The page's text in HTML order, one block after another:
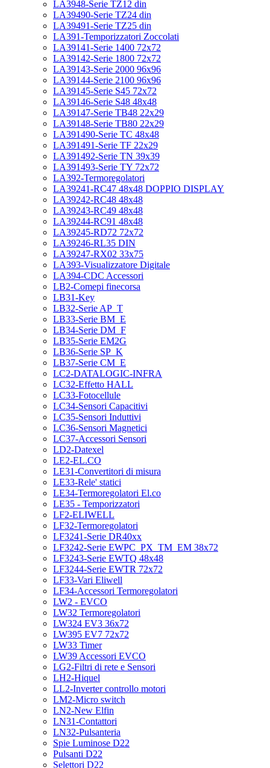
LA3948-Serie TZ12 din
LA39490-Serie TZ24 din
LA39491-Serie TZ25 din
LA391-Temporizzatori Zoccolati
LA39141-Serie 1400 72x72
LA39142-Serie 1800 72x72
LA39143-Serie 2000 96x96
LA39144-Serie 2100 96x96
LA39145-Serie S45 72x72
LA39146-Serie S48 48x48
LA39147-Serie TB48 22x29
LA39148-Serie TB80 22x29
LA391490-Serie TC 48x48
LA391491-Serie TF 22x29
LA391492-Serie TN 39x39
LA391493-Serie TY 72x72
LA392-Termoregolatori
LA39241-RC47 48x48 DOPPIO DISPLAY
LA39242-RC48 48x48
LA39243-RC49 48x48
LA39244-RC91 48x48
LA39245-RD72 72x72
LA39246-RL35 DIN
LA39247-RX02 33x75
LA393-Visualizzatore Digitale
LA394-CDC Accessori
LB2-Comepi finecorsa
LB31-Key
LB32-Serie AP_T
LB33-Serie BM_E
LB34-Serie DM_F
LB35-Serie EM2G
LB36-Serie SP_K
LB37-Serie CM_E
LC2-DATALOGIC-INFRA
LC32-Effetto HALL
LC33-Fotocellule
LC34-Sensori Capacitivi
LC35-Sensori Induttivi
LC36-Sensori Magnetici
LC37-Accessori Sensori
LD2-Datexel
LE2-EL.CO
LE31-Convertitori di misura
LE33-Rele' statici
LE34-Termoregolatori El.co
LE35 - Temporizzatori
LF2-ELIWELL
LF32-Termoregolatori
LF3241-Serie DR40xx
LF3242-Serie EWPC_PX_TM_EM 38x72
LF3243-Serie EWTQ 48x48
LF3244-Serie EWTR 72x72
LF33-Vari Eliwell
LF34-Accessori Termoregolatori
LW2 - EVCO
LW32 Termoregolatori
LW324 EV3 36x72
LW395 EV7 72x72
LW33 Timer
LW39 Accessori EVCO
LG2-Filtri di rete e Sensori
LH2-Hiquel
LL2-Inverter controllo motori
LM2-Micro switch
LN2-New Elfin
LN31-Contattori
LN32-Pulsanteria
Spie Luminose D22
Pulsanti D22
Selettori D22